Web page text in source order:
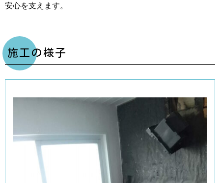
安心を支えます。
施工の様子